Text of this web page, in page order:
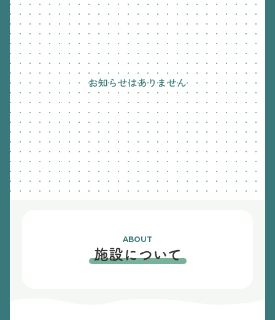
お知らせはありません
ABOUT
施設について